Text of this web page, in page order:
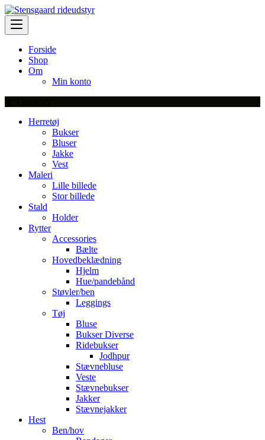
Skip
to
content
Forside
Shop
Om
Min konto
Herretøj
Bukser
Bluser
Jakke
Vest
Maleri
Lille billede
Stor billede
Stald
Holder
Rytter
Accessories
Bælte
Hovedbeklædning
Hjelm
Hue/pandebånd
Støvler/ben
Leggings
Tøj
Bluse
Bukser Diverse
Ridebukser
Jodhpur
Stævnebluse
Veste
Stævnebukser
Jakker
Stævnejakker
Hest
Ben/hov